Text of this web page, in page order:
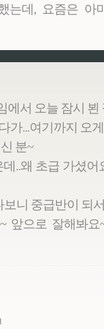
는데, 요즘은
에서 오늘 잠시
가...여기까지 오
분~
..왜 초급 가셨
니 중급반이 되
앞으로 잘해봐